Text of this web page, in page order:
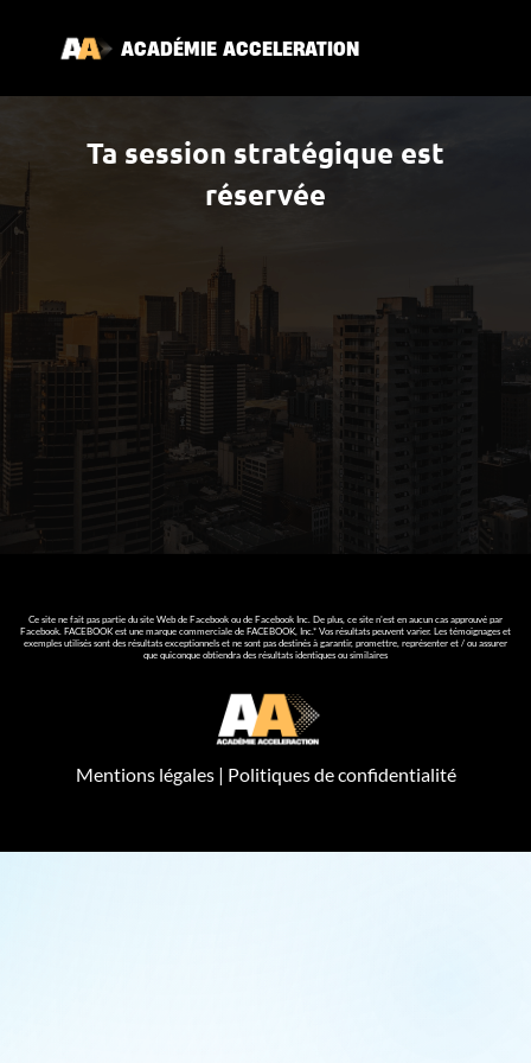
ACADÉMIE ACCELERATION
Ta session stratégique est
réservée
Ce site ne fait pas partie du site Web de Facebook ou de Facebook Inc. De plus, ce site n'est en aucun cas approuvé par
Facebook. FACEBOOK est une marque commerciale de FACEBOOK, Inc.* Vos résultats peuvent varier. Les témoignages et
exemples utilisés sont des résultats exceptionnels et ne sont pas destinés à garantir, promettre, représenter et / ou assurer
que quiconque obtiendra des résultats identiques ou similaires
Mentions légales| Politiques de confidentialité